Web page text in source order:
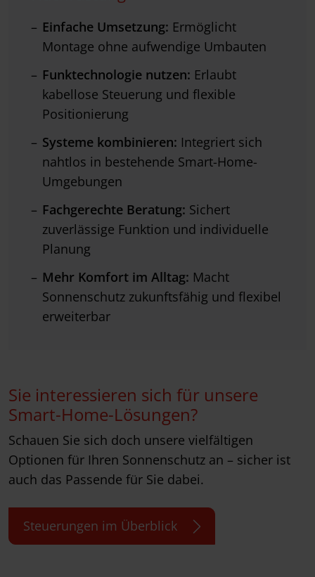
Einfache Umsetzung: Ermöglicht
Montage ohne aufwendige Umbauten
Funktechnologie nutzen: Erlaubt
kabellose Steuerung und flexible
Positionierung
Systeme kombinieren: Integriert sich
nahtlos in bestehende Smart-Home-
Umgebungen
Fachgerechte Beratung: Sichert
zuverlässige Funktion und individuelle
Planung
Mehr Komfort im Alltag: Macht
Sonnenschutz zukunftsfähig und flexibel
erweiterbar
Sie interessieren sich für unsere
Smart-Home-Lösungen?
Schauen Sie sich doch unsere vielfältigen
Optionen für Ihren Sonnenschutz an – sicher ist
auch das Passende für Sie dabei.
Steuerungen im Überblick